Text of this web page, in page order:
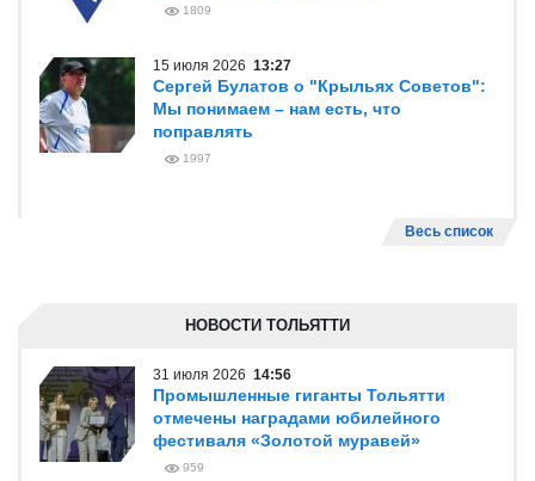
1809
15 июля 2026 13:27
Сергей Булатов о "Крыльях Советов":
Мы понимаем – нам есть, что
поправлять
1997
Весь список
НОВОСТИ ТОЛЬЯТТИ
31 июля 2026 14:56
Промышленные гиганты Тольятти
отмечены наградами юбилейного
фестиваля «Золотой муравей»
959